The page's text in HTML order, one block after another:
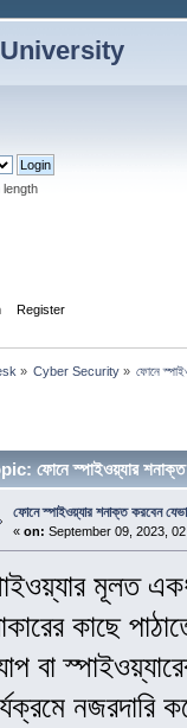
length
Register
» Cyber Security» ফোনে
ফোনে স্পাইওয়্যার
ফোনে স্পাইওয়্যার শনাক্ত করবেন
« on: September 09, 2023,
মূলত
কাছে
বা
নজরদারি